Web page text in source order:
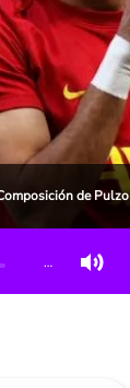
de Pulzo
…